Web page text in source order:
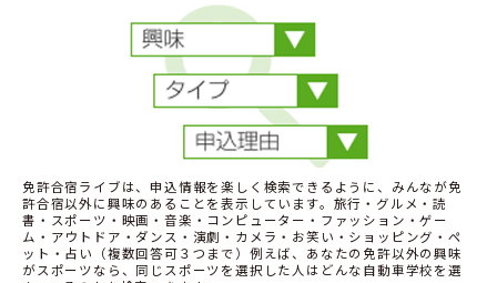
免許合宿ライブは、申込情報を楽しく検索できるように、みんなが免
許合宿以外に興味のあることを表示しています。旅行・グルメ・読
書・スポーツ・映画・音楽・コンピューター・ファッション・ゲー
ム・アウトドア・ダンス・演劇・カメラ・お笑い・ショッピング・ペ
ット・占い（複数回答可３つまで）例えば、あなたの免許以外の興味
がスポーツなら、同じスポーツを選択した人はどんな自動車学校を選